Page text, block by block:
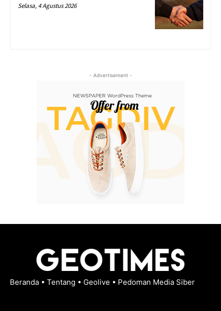
Selasa, 4 Agustus 2026
- Advertisement -
Beranda • Tentang • Geolive • Pedoman Media Siber